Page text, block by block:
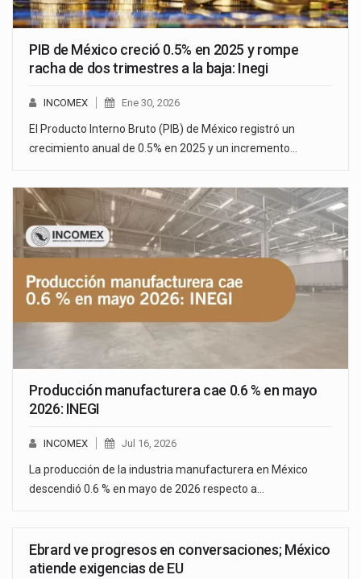
PIB de México creció 0.5% en 2025 y rompe
racha de dos trimestres a la baja: Inegi
INCOMEX Ene 30, 2026
El Producto Interno Bruto (PIB) de México registró un
crecimiento anual de 0.5% en 2025 y un incremento…
Producción manufacturera cae 0.6 % en mayo
2026: INEGI
INCOMEX Jul 16, 2026
La producción de la industria manufacturera en México
descendió 0.6 % en mayo de 2026 respecto a…
Ebrard ve progresos en conversaciones; México
atiende exigencias de EU